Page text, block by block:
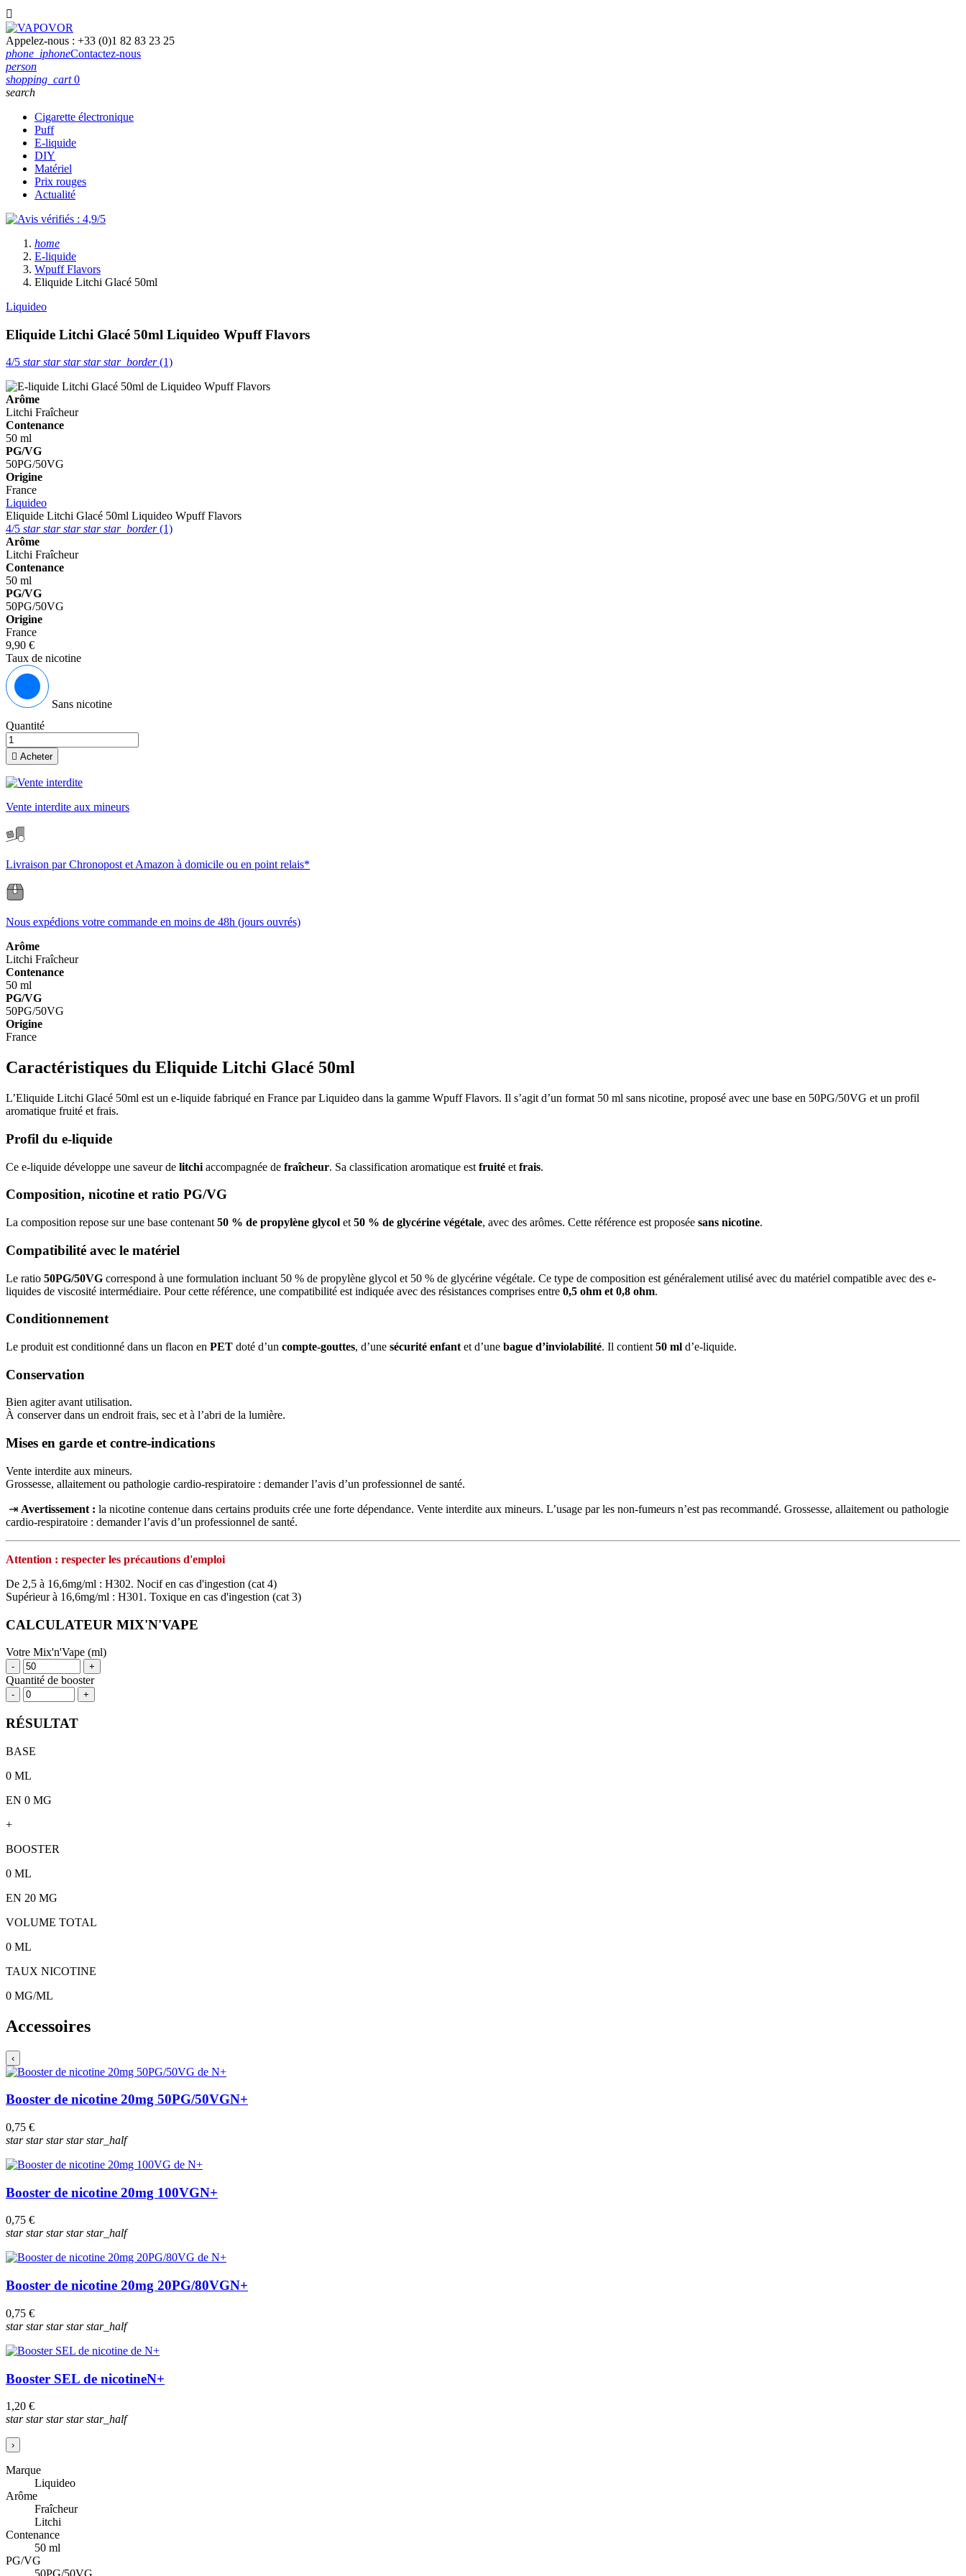

Appelez-nous : +33 (0)1 82 83 23 25
phone_iphoneContactez-nous
person
shopping_cart 0
search
Cigarette électronique
Puff
E-liquide
DIY
Matériel
Prix rouges
Actualité
home
E-liquide
Wpuff Flavors
Eliquide Litchi Glacé 50ml
Liquideo
Eliquide Litchi Glacé 50ml Liquideo Wpuff Flavors
4/5 starstarstarstarstar_border(1)
Arôme
Litchi Fraîcheur
Contenance
50 ml
PG/VG
50PG/50VG
Origine
France
Liquideo
Eliquide Litchi Glacé 50ml Liquideo Wpuff Flavors
4/5 starstarstarstarstar_border(1)
Arôme
Litchi Fraîcheur
Contenance
50 ml
PG/VG
50PG/50VG
Origine
France
9,90 €
Taux de nicotine
Sans nicotine
Quantité
 Acheter
Vente interdite aux mineurs
Livraison par Chronopost et Amazon à domicile ou en point relais*
Nous expédions votre commande en moins de 48h (jours ouvrés)
Arôme
Litchi Fraîcheur
Contenance
50 ml
PG/VG
50PG/50VG
Origine
France
Caractéristiques du Eliquide Litchi Glacé 50ml
L’Eliquide Litchi Glacé 50ml est un e-liquide fabriqué en France par Liquideo dans la gamme Wpuff Flavors. Il s’agit d’un format 50 ml sans nicotine, proposé avec une base en 50PG/50VG et un profil
aromatique fruité et frais.
Profil du e-liquide
Ce e-liquide développe une saveur de litchi accompagnée de fraîcheur. Sa classification aromatique est fruité et frais.
Composition, nicotine et ratio PG/VG
La composition repose sur une base contenant 50 % de propylène glycol et 50 % de glycérine végétale, avec des arômes. Cette référence est proposée sans nicotine.
Compatibilité avec le matériel
Le ratio 50PG/50VG correspond à une formulation incluant 50 % de propylène glycol et 50 % de glycérine végétale. Ce type de composition est généralement utilisé avec du matériel compatible avec des e-
liquides de viscosité intermédiaire. Pour cette référence, une compatibilité est indiquée avec des résistances comprises entre 0,5 ohm et 0,8 ohm.
Conditionnement
Le produit est conditionné dans un flacon en PET doté d’un compte-gouttes, d’une sécurité enfant et d’une bague d’inviolabilité. Il contient 50 ml d’e-liquide.
Conservation
Bien agiter avant utilisation.
À conserver dans un endroit frais, sec et à l’abri de la lumière.
Mises en garde et contre-indications
Vente interdite aux mineurs.
Grossesse, allaitement ou pathologie cardio-respiratoire : demander l’avis d’un professionnel de santé.
⇥ Avertissement : la nicotine contenue dans certains produits crée une forte dépendance. Vente interdite aux mineurs. L’usage par les non‑fumeurs n’est pas recommandé. Grossesse, allaitement ou pathologie
cardio‑respiratoire : demander l’avis d’un professionnel de santé.
Attention : respecter les précautions d'emploi
De 2,5 à 16,6mg/ml : H302. Nocif en cas d'ingestion (cat 4)
Supérieur à 16,6mg/ml : H301. Toxique en cas d'ingestion (cat 3)
CALCULATEUR MIX'N'VAPE
Votre Mix'n'Vape (ml)
- +
Quantité de booster
- +
RÉSULTAT
BASE
0 ML
EN 0 MG
+
BOOSTER
0 ML
EN 20 MG
VOLUME TOTAL
0 ML
TAUX NICOTINE
0 MG/ML
Accessoires
‹
Booster de nicotine 20mg 50PG/50VGN+
0,75 €
starstarstarstarstar_half
Booster de nicotine 20mg 100VGN+
0,75 €
starstarstarstarstar_half
Booster de nicotine 20mg 20PG/80VGN+
0,75 €
starstarstarstarstar_half
Booster SEL de nicotineN+
1,20 €
starstarstarstarstar_half
›
Marque
Liquideo
Arôme
Fraîcheur
Litchi
Contenance
50 ml
PG/VG